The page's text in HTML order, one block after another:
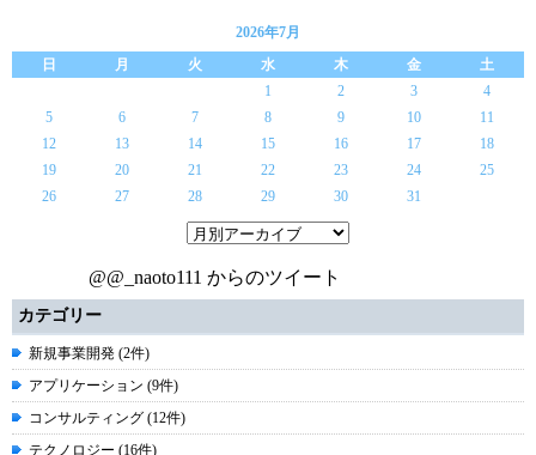
2026年7月
日
月 火 水 木 金
土
1
2 3
4
5
6 7 8 9 10
11
12
13 14 15 16 17
18
19
20 21 22 23 24
25
26
27 28 29 30 31
@@_naoto111 からのツイート
カテゴリー
新規事業開発 (2件)
アプリケーション (9件)
コンサルティング (12件)
テクノロジー (16件)